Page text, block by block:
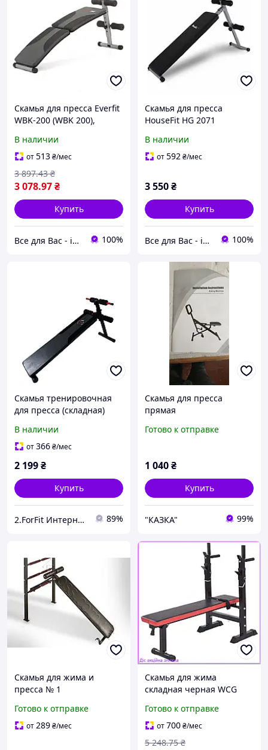
Скамья для пресса Everfit
WBK-200 (WBK 200),
В наличии
от513₴/мес
3 078.97₴
3 897.43 ₴
Купить
Все для Вас - інтернет магазин товарів для дому, спорту та відпочинку 100%
Скамья для пресса
HouseFit HG 2071
В наличии
от592₴/мес
3 550₴
Купить
Все для Вас - інтернет магазин товарів для дому, спорту та відпочинку 100%
Скамья тренировочная
для пресса (складная)
для дома и спортзала с
нагрузкой до 130 кг
В наличии
от366₴/мес
2 199₴
Купить
2.ForFit Интернет-магазин спортивных товаров 89%
Скамья для пресса
прямая
Готово к отправке
1 040₴
Купить
"КАЗКА" 99%
Скамья для жима и
пресса № 1
Готово к отправке
от289₴/мес
Скамья для жима
складная черная WCG
тренировок скамья для
пресса и брусьев
Готово к отправке
от700₴/мес
5 248.75 ₴